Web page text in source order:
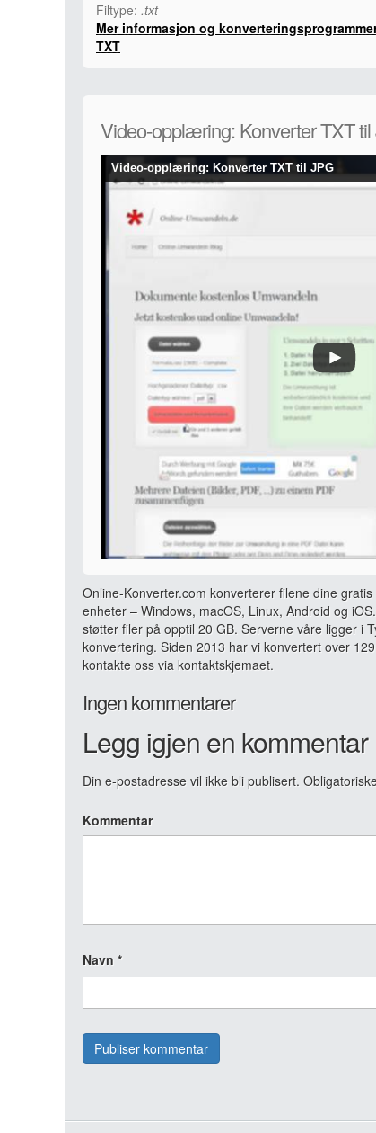
Filtype: .txt
Mer informasjon og
TXT
Video-opplæring: Konverter TXT
Video-opplæring: Konverter TXT til JPG
Online-Konverter.com konverterer filene dine
enheter – Windows, macOS, Linux, Android og
støtter filer på opptil 20 GB. Serverne våre ligger i
konvertering. Siden 2013 har vi konvertert over
kontakte oss via kontaktskjemaet.
Ingen kommentarer
Legg igjen en kommentar
Din e-postadresse vil ikke bli publisert.
Kommentar
Navn *